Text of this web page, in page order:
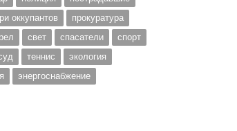
оккупантов
прокуратура
свет спасатели
спорт
теннис
экология
энергоснабжение